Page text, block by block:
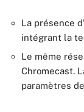
La présence
intégrant la
Le même
Chromecast.
paramètres